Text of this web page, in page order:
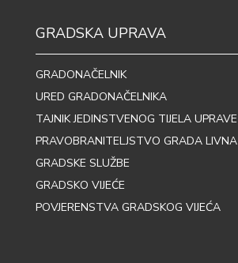
GRADSKA UPRAVA
GRADONAČELNIK
URED GRADONAČELNIKA
TAJNIK JEDINSTVENOG TIJELA UPRAVE
PRAVOBRANITELJSTVO GRADA LIVNA
GRADSKE SLUŽBE
GRADSKO VIJEĆE
POVJERENSTVA GRADSKOG VIJEĆA